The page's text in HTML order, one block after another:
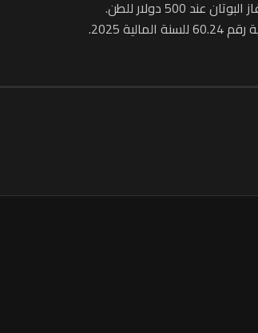
2025.